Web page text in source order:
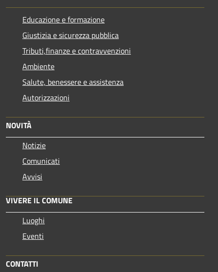
Educazione e formazione
Giustizia e sicurezza pubblica
Tributi,finanze e contravvenzioni
Ambiente
Salute, benessere e assistenza
Autorizzazioni
NOVITÀ
Notizie
Comunicati
Avvisi
VIVERE IL COMUNE
Luoghi
Eventi
CONTATTI